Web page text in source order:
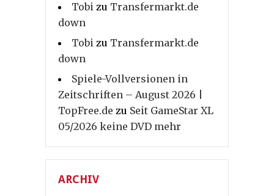
Tobi zu Transfermarkt.de
down
Tobi zu Transfermarkt.de
down
Spiele-Vollversionen in
Zeitschriften – August 2026 |
TopFree.de zu Seit GameStar XL
05/2026 keine DVD mehr
ARCHIV